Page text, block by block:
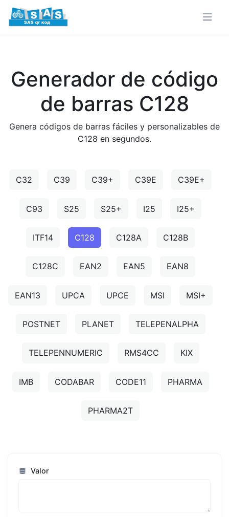
Generador de código
de barras C128
Genera códigos de barras fáciles y personalizables de
C128 en segundos.
C32 C39 C39+ C39E C39E+
C93 S25 S25+ I25 I25+
ITF14 C128 C128A C128B
C128C EAN2 EAN5 EAN8
EAN13 UPCA UPCE MSI MSI+
POSTNET PLANET TELEPENALPHA
TELEPENNUMERIC RMS4CC KIX
IMB CODABAR CODE11 PHARMA
PHARMA2T
Valor